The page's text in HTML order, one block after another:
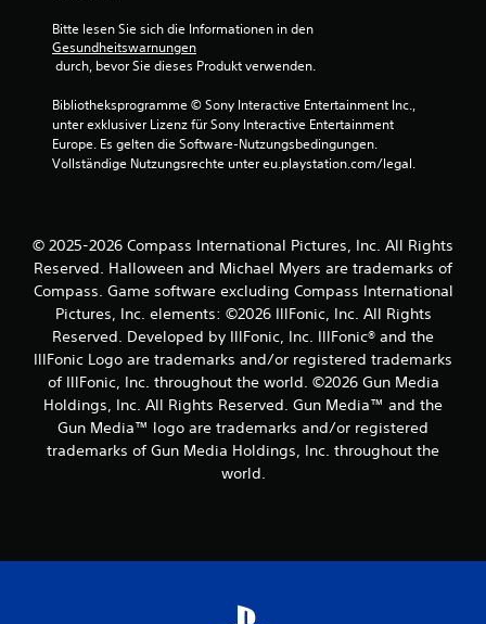
Bitte lesen Sie sich die Informationen in den
Gesundheitswarnungen
durch, bevor Sie dieses Produkt verwenden.
Bibliotheksprogramme © Sony Interactive Entertainment Inc.,
unter exklusiver Lizenz für Sony Interactive Entertainment
Europe. Es gelten die Software-Nutzungsbedingungen.
Vollständige Nutzungsrechte unter eu.playstation.com/legal.
© 2025-2026 Compass International Pictures, Inc. All Rights
Reserved. Halloween and Michael Myers are trademarks of
Compass. Game software excluding Compass International
Pictures, Inc. elements: ©2026 IllFonic, Inc. All Rights
Reserved. Developed by IllFonic, Inc. IllFonic® and the
IllFonic Logo are trademarks and/or registered trademarks
of IllFonic, Inc. throughout the world. ©2026 Gun Media
Holdings, Inc. All Rights Reserved. Gun Media™ and the
Gun Media™ logo are trademarks and/or registered
trademarks of Gun Media Holdings, Inc. throughout the
world.